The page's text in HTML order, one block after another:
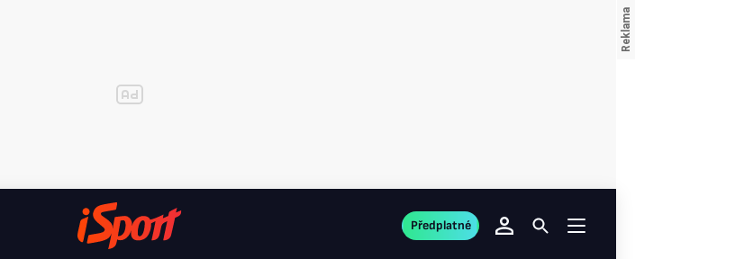
Předplatné